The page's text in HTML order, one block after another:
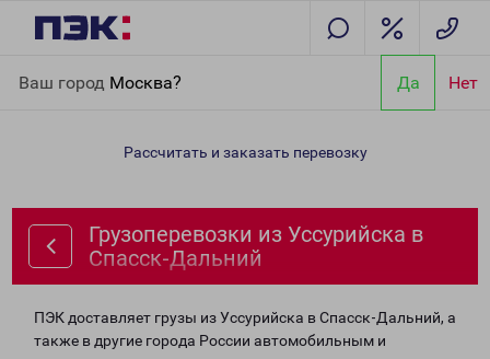
Ваш город Москва? Да Нет
Спасск-Дальний
Рассчитать и заказать перевозку
Грузоперевозки из Уссурийска в
Спасск-Дальний
ПЭК доставляет грузы из Уссурийска в Спасск-Дальний, а
также в другие города России автомобильным и